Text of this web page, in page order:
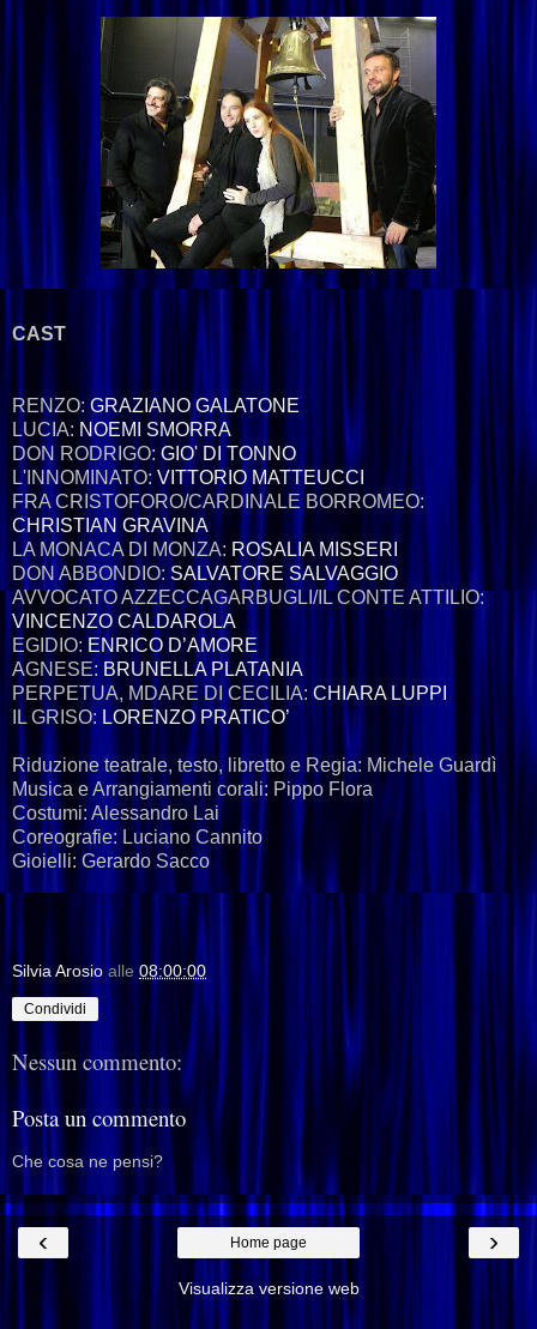
CAST
RENZO: GRAZIANO GALATONE
LUCIA: NOEMI SMORRA
DON RODRIGO: GIO' DI TONNO
L'INNOMINATO: VITTORIO MATTEUCCI
FRA CRISTOFORO/CARDINALE BORROMEO:
CHRISTIAN GRAVINA
LA MONACA DI MONZA: ROSALIA MISSERI
DON ABBONDIO: SALVATORE SALVAGGIO
AVVOCATO AZZECCAGARBUGLI/IL CONTE ATTILIO:
VINCENZO CALDAROLA
EGIDIO: ENRICO D’AMORE
AGNESE: BRUNELLA PLATANIA
PERPETUA, MDARE DI CECILIA: CHIARA LUPPI
IL GRISO: LORENZO PRATICO’
Riduzione teatrale, testo, libretto e Regia: Michele Guardì
Musica e Arrangiamenti corali: Pippo Flora
Costumi: Alessandro Lai
Coreografie: Luciano Cannito
Gioielli: Gerardo Sacco
Silvia Arosio alle 08:00:00
Condividi
Nessun commento:
Posta un commento
Che cosa ne pensi?
‹ ›
Home page
Visualizza versione web